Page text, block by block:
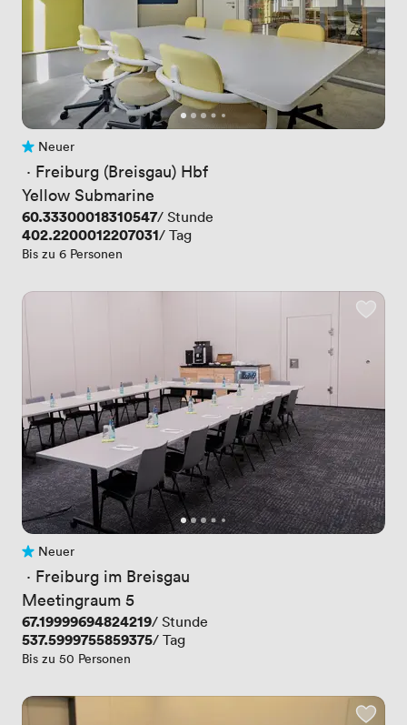
Noch keine Bewertungen
Neuer
· Freiburg (Breisgau) Hbf
Yellow Submarine
Preis
60.33300018310547/ Stunde
Preis
402.2200012207031/ Tag
Bis zu 6 Personen
Noch keine Bewertungen
Neuer
· Freiburg im Breisgau
Meetingraum 5
Preis
67.19999694824219/ Stunde
Preis
537.5999755859375/ Tag
Bis zu 50 Personen